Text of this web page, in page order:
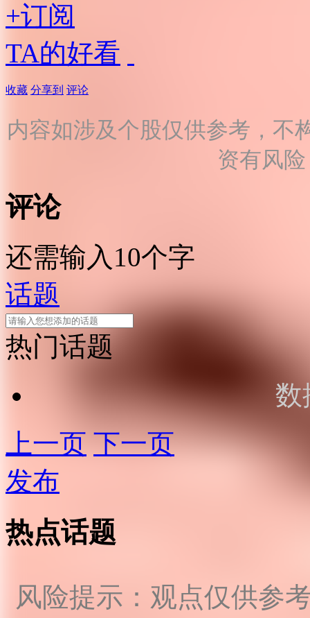
+订阅
TA的好看
收藏 分享到 评论
内容如涉及个股仅供参考，不
资有风
评论
还需输入10个字
话题
热门话题
数
上一页 下一页
发布
热点话题
风险提示：观点仅供参